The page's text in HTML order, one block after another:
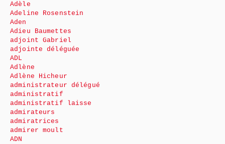
Adèle
Adeline Rosenstein
Aden
Adieu Baumettes
adjoint Gabriel
adjointe déléguée
ADL
Adlène
Adlène Hicheur
administrateur délégué
administratif
administratif laisse
admirateurs
admiratrices
admirer moult
ADN